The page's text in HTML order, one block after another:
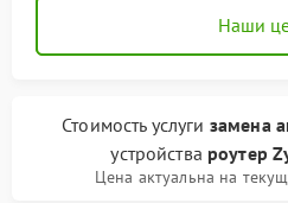
Наши
Стоимость услуги замена
устройства роутер
Цена актуальна на